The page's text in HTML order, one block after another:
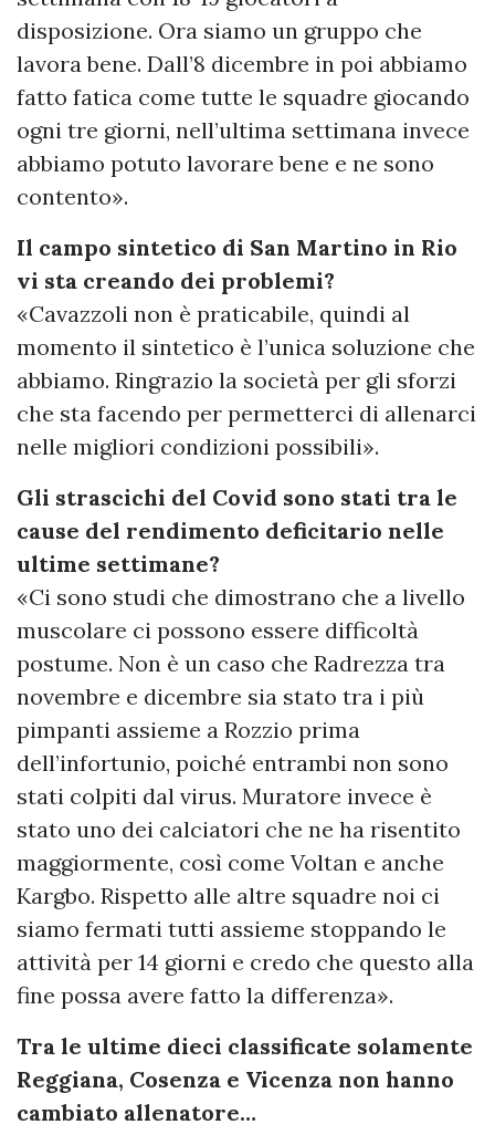
disposizione. Ora siamo un gruppo che
lavora bene. Dall’8 dicembre in poi abbiamo
fatto fatica come tutte le squadre giocando
ogni tre giorni, nell’ultima settimana invece
abbiamo potuto lavorare bene e ne sono
contento».
Il campo sintetico di San Martino in Rio
vi sta creando dei problemi?
«Cavazzoli non è praticabile, quindi al
momento il sintetico è l’unica soluzione che
abbiamo. Ringrazio la società per gli sforzi
che sta facendo per permetterci di allenarci
nelle migliori condizioni possibili».
Gli strascichi del Covid sono stati tra le
cause del rendimento deficitario nelle
ultime settimane?
«Ci sono studi che dimostrano che a livello
muscolare ci possono essere difficoltà
postume. Non è un caso che Radrezza tra
novembre e dicembre sia stato tra i più
pimpanti assieme a Rozzio prima
dell’infortunio, poiché entrambi non sono
stati colpiti dal virus. Muratore invece è
stato uno dei calciatori che ne ha risentito
maggiormente, così come Voltan e anche
Kargbo. Rispetto alle altre squadre noi ci
siamo fermati tutti assieme stoppando le
attività per 14 giorni e credo che questo alla
fine possa avere fatto la differenza».
Tra le ultime dieci classificate solamente
Reggiana, Cosenza e Vicenza non hanno
cambiato allenatore…